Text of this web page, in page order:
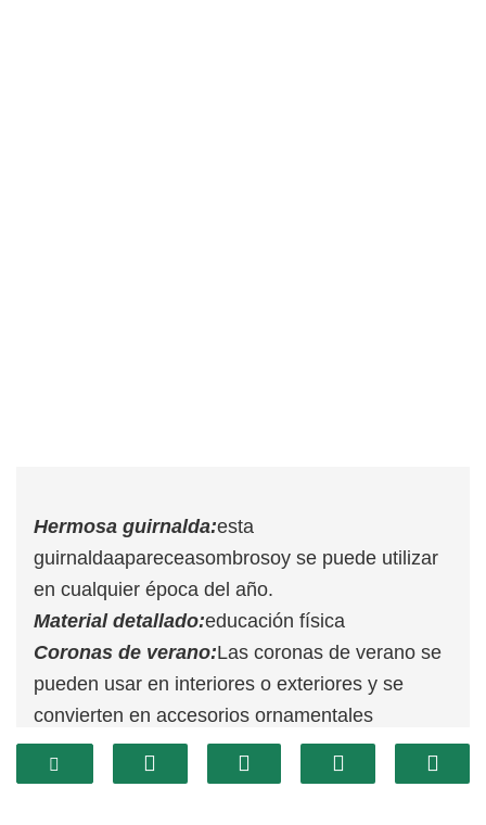
Hermosa guirnalda:esta
guirnaldaapareceasombrosoy se puede utilizar
en cualquier época del año.
Material detallado:educación física
Coronas de verano:Las coronas de verano se
pueden usar en interiores o exteriores y se
convierten en accesorios ornamentales
versátiles. Cuélgalo sobre el fuego y colócalo en
la puerta de entrada o en la pared de la sala de